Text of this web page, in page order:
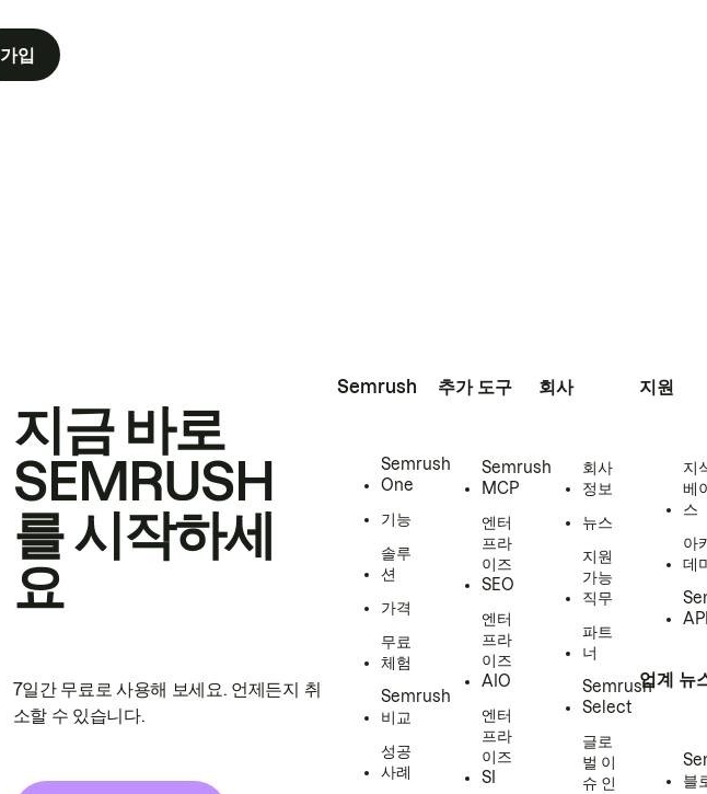
가입
지금 바로
SEMRUSH
를 시작하세
요
7일간 무료로 사용해 보세요. 언제든지 취
소할 수 있습니다.
Semrush
Semrush
One
기능
솔루
션
가격
무료
체험
Semrush
비교
성공
사례
추가 도구
Semrush
MCP
엔터
프라
이즈
SEO
엔터
프라
이즈
AIO
엔터
프라
이즈
SI
회사
회사
정보
뉴스
지원
가능
직무
파트
너
Semrush
Select
글로
벌 이
슈 인
지원
지
베
스
아
데
업계 뉴
블